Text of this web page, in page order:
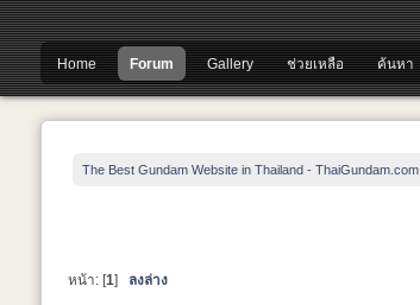
Home Forum Gallery ช่วยเหลือ ค้นหา
The Best Gundam Website in Thailand - ThaiGundam.com
หน้า: [1] ลงล่าง